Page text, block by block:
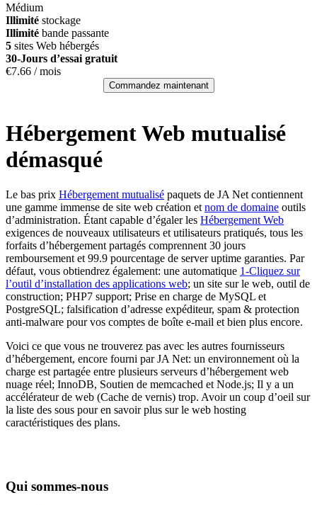
Médium
Illimité stockage
Illimité bande passante
5 sites Web hébergés
30-Jours d’essai gratuit
€7.66 / mois
Commandez maintenant
Hébergement Web mutualisé
démasqué
Le bas prix Hébergement mutualisé paquets de JA Net contiennent
une gamme immense de site web création et nom de domaine outils
d’administration. Étant capable d’égaler les Hébergement Web
exigences de nouveaux utilisateurs et utilisateurs pratiqués, tous les
forfaits d’hébergement partagés comprennent 30 jours
remboursement et 99.9 pourcentage de server uptime garanties. Par
défaut, vous obtiendrez également: une automatique 1-Cliquez sur
l’outil d’installation des applications web; un site sur le web, outil de
construction; PHP7 support; Prise en charge de MySQL et
PostgreSQL; falsification d’adresse expéditeur, spam & protection
anti-malware pour vos comptes de boîte e-mail et bien plus encore.
Voici ce que vous ne trouverez pas avec les autres fournisseurs
d’hébergement, encore fourni par JA Net: un environnement où la
charge est partagée entre plusieurs serveurs d’hébergement web
nuage réel; InnoDB, Soutien de memcached et Node.js; Il y a un
accélérateur de web (Cache de vernis) trop. Avoir un coup d’oeil sur
la liste des sous pour en savoir plus sur le web hosting
caractéristiques des plans.
Qui sommes-nous